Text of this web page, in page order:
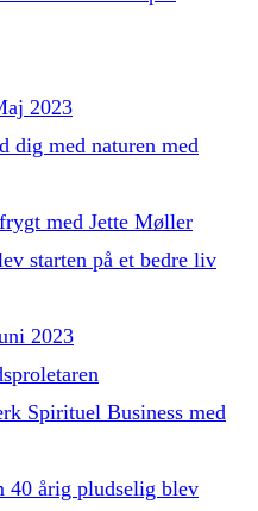
2023
dig med naturen med
med Jette Møller
starten på et bedre liv
2023
Spirituel Business med
40 årig pludselig blev